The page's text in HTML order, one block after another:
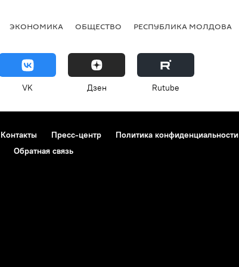
ЭКОНОМИКА ОБЩЕСТВО РЕСПУБЛИКА МОЛДОВА
VK Дзен Rutube
Контакты Пресс-центр Политика конфиденциальности
Обратная связь